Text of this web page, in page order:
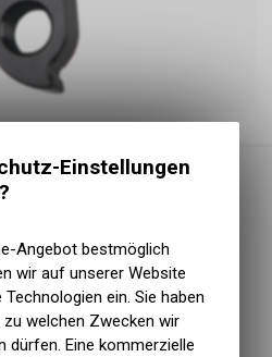
Einstellungen
Angebot bestmöglich
wir auf unserer Website
ein. Sie haben
welchen Zwecken wir
dürfen. Eine kommerzielle